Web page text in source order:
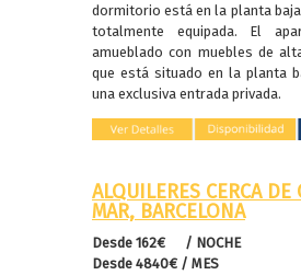
dormitorio está en la planta
totalmente equipada. El
amueblado con muebles de
que está situado en la planta
una exclusiva entrada privada.
ALQUILERES CERCA DE
MAR, BARCELONA
Desde 162€ / NOCHE
Desde 4840€ / MES